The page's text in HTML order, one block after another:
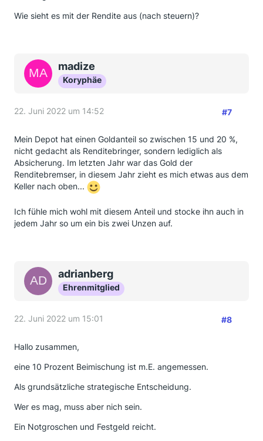
Wie sieht es mit der Rendite aus (nach steuern)?
madize
Koryphäe
22. Juni 2022 um 14:52 #7
Mein Depot hat einen Goldanteil so zwischen 15 und 20 %,
nicht gedacht als Renditebringer, sondern lediglich als
Absicherung. Im letzten Jahr war das Gold der
Renditebremser, in diesem Jahr zieht es mich etwas aus dem
Keller nach oben...
Ich fühle mich wohl mit diesem Anteil und stocke ihn auch in
jedem Jahr so um ein bis zwei Unzen auf.
adrianberg
Ehrenmitglied
22. Juni 2022 um 15:01 #8
Hallo zusammen,
eine 10 Prozent Beimischung ist m.E. angemessen.
Als grundsätzliche strategische Entscheidung.
Wer es mag, muss aber nich sein.
Ein Notgroschen und Festgeld reicht.